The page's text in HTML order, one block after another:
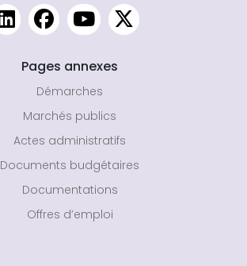
Pages annexes
Démarches
Marchés publics
Actes administratifs
Documents budgétaires
Documentations
Offres d’emploi